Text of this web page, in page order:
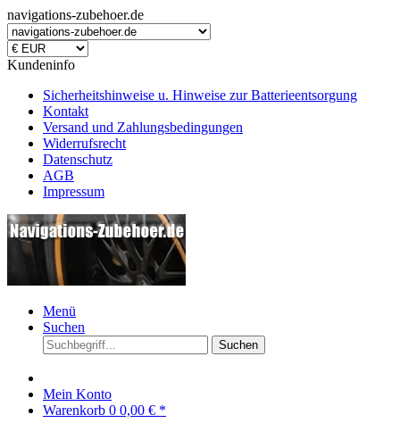
navigations-zubehoer.de
Kundeninfo
Sicherheitshinweise u. Hinweise zur Batterieentsorgung
Kontakt
Versand und Zahlungsbedingungen
Widerrufsrecht
Datenschutz
AGB
Impressum
Menü
Suchen
Suchen
Mein Konto
Warenkorb 0 0,00 € *